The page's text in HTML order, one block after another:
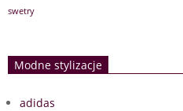
swetry
Modne stylizacje
adidas